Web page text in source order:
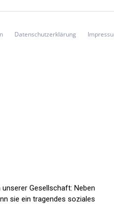
Datenschutzerklärung
Gesellschaft: Neben
sie ein tragendes soziales